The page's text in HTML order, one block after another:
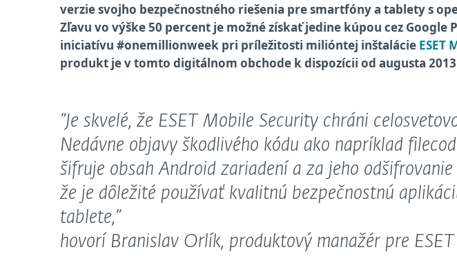
verzie svojho bezpečnostného riešenia pre smartfóny a tablety s
Zľavu vo výške 50 percent je možné získať jedine kúpou cez Google
iniciatívu #onemillionweek pri príležitosti milióntej inštalácie ESET
produkt je v tomto digitálnom obchode k dispozícii od augusta
“Je skvelé, že ESET Mobile Security chráni
Nedávne objavy škodlivého kódu ako napríklad
šifruje obsah Android zariadení a za jeho
že je dôležité používať kvalitnú bezpečnostnú
tablete,”
hovorí Branislav Orlík, produktový manažér pre